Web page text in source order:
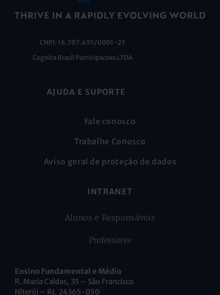
CNPJ: 16.707.495/0001-23
Cognita Brasil Participacoes LTDA
AJUDA E SUPORTE
Fale conosco
Trabalhe Conosco
Aviso geral de proteção de dados
INTRANET
Alunos e Responsáveis
Professores
Ensino Fundamental e Médio
R. Maria Caldas, 35 – São Francisco
Niterói – RJ, 24365-050